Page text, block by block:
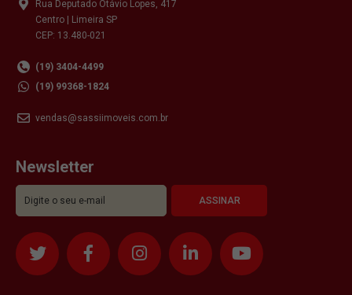
Rua Deputado Otávio Lopes, 417
Centro | Limeira SP
CEP: 13.480-021
(19) 3404-4499
(19) 99368-1824
vendas@sassiimoveis.com.br
Newsletter